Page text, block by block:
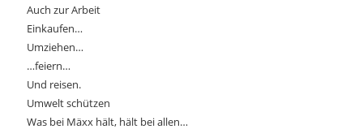
Auch zur Arbeit
Einkaufen…
Umziehen…
…feiern…
Und reisen.
Umwelt schützen
Was bei Mäxx hält, hält bei allen…